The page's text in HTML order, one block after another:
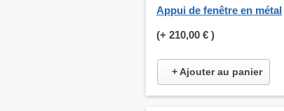
Appui de fenêtre en métal
(+ 210,00 € )
+ Ajouter au panier